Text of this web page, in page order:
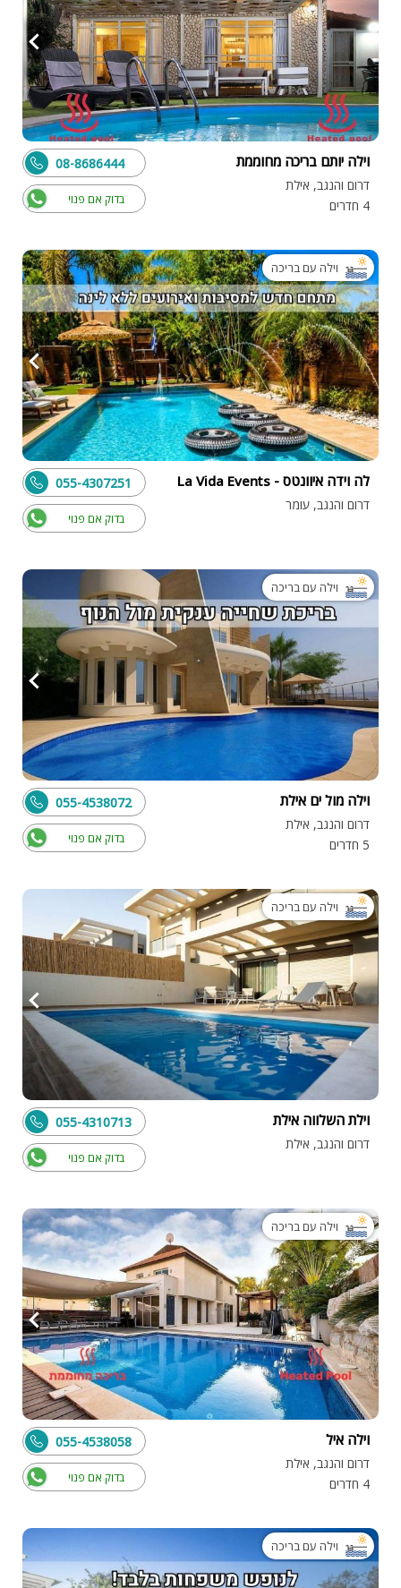
וילה יותם בריכה מחוממת
דרום והנגב, אילת
4 חדרים
בדוק אם פנוי
08-8686444
וילה עם בריכה
לה וידה איוונטס - La Vida Events
דרום והנגב, עומר
בדוק אם פנוי
055-4307251
וילה עם בריכה
וילה מול ים אילת
דרום והנגב, אילת
5 חדרים
בדוק אם פנוי
055-4538072
וילה עם בריכה
וילת השלווה אילת
דרום והנגב, אילת
בדוק אם פנוי
055-4310713
וילה עם בריכה
וילה איל
דרום והנגב, אילת
4 חדרים
בדוק אם פנוי
055-4538058
וילה עם בריכה